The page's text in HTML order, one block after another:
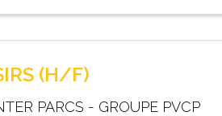
(H/F)
PARCS - GROUPE PVCP